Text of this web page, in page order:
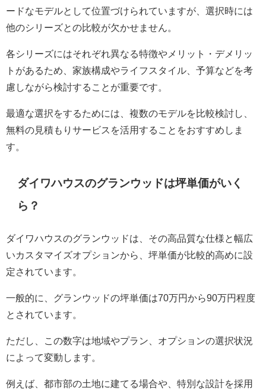
ードなモデルとして位置づけられていますが、選択時には
他のシリーズとの比較が欠かせません。
各シリーズにはそれぞれ異なる特徴やメリット・デメリッ
トがあるため、家族構成やライフスタイル、予算などを考
慮しながら検討することが重要です。
最適な選択をするためには、複数のモデルを比較検討し、
無料の見積もりサービスを活用することをおすすめしま
す。
ダイワハウスのグランウッドは坪単価がいく
ら？
ダイワハウスのグランウッドは、その高品質な仕様と幅広
いカスタマイズオプションから、坪単価が比較的高めに設
定されています。
一般的に、グランウッドの坪単価は70万円から90万円程度
とされています。
ただし、この数字は地域やプラン、オプションの選択状況
によって変動します。
例えば、都市部の土地に建てる場合や、特別な設計を採用